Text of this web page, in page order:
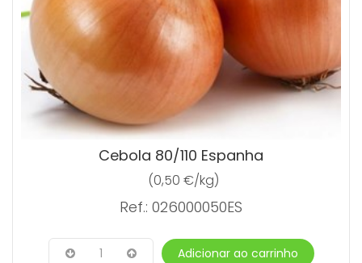
Cebola 80/110 Espanha
(0,50 €/kg)
Ref.: 026000050ES
1 Adicionar ao carrinho